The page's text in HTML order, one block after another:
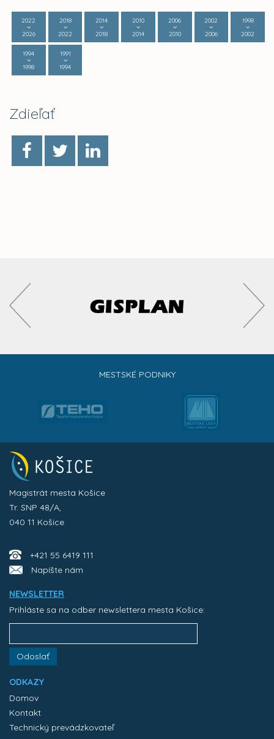
2022
2026
2018
2022
2014
2018
2010
2014
2006
2010
2002
2006
1998
2002
1994
1998
1991
1994
Zdieľať
MESTSKÉ PODNIKY
Magistrát mesta Košice
Tr. SNP 48/A,
040 11 Košice
+421 55 6419 111
Napíšte nám
NEWSLETTER
Prihláste sa na odber newslettera mesta Košice:
Odoslať
ODKAZY
Domov
Kontakt
Technický prevádzkovateľ